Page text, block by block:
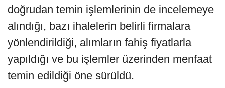
doğrudan temin işlemlerinin de incelemeye
alındığı, bazı ihalelerin belirli firmalara
yönlendirildiği, alımların fahiş fiyatlarla
yapıldığı ve bu işlemler üzerinden menfaat
temin edildiği öne sürüldü.